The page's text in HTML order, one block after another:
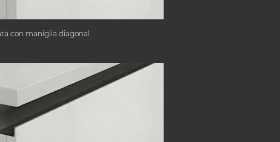
con maniglia diagonal